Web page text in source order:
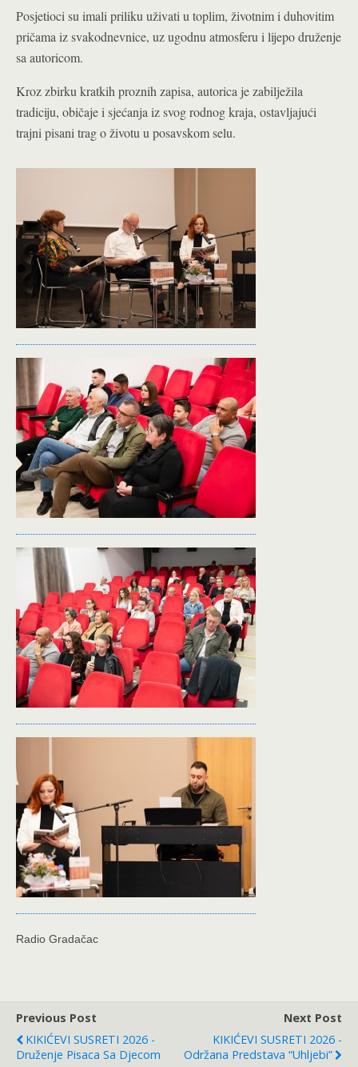
Posjetioci su imali priliku uživati u toplim, životnim i duhovitim
pričama iz svakodnevnice, uz ugodnu atmosferu i lijepo druženje
sa autoricom.
Kroz zbirku kratkih proznih zapisa, autorica je zabilježila
tradiciju, običaje i sjećanja iz svog rodnog kraja, ostavljajući
trajni pisani trag o životu u posavskom selu.
Radio Gradačac
Previous Post
KIKIĆEVI SUSRETI 2026 -
Druženje Pisaca Sa Djecom
Next Post
KIKIĆEVI SUSRETI 2026 -
Održana Predstava “Uhljebi”